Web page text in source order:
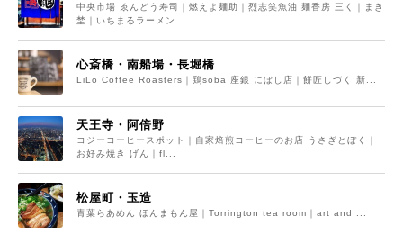
中央市場 ゑんどう寿司｜燃えよ麺助｜烈志笑魚油 麺香房 三く｜まき
埜｜いちまるラーメン
心斎橋・南船場・長堀橋
LiLo Coffee Roasters｜鶏soba 座銀 にぼし店｜餅匠しづく 新...
天王寺・阿倍野
コジーコーヒースポット｜自家焙煎コーヒーのお店 うさぎとぼく｜
お好み焼き げん｜fl...
松屋町・玉造
青葉らあめん ほんまもん屋｜Torrington tea room｜art and ...